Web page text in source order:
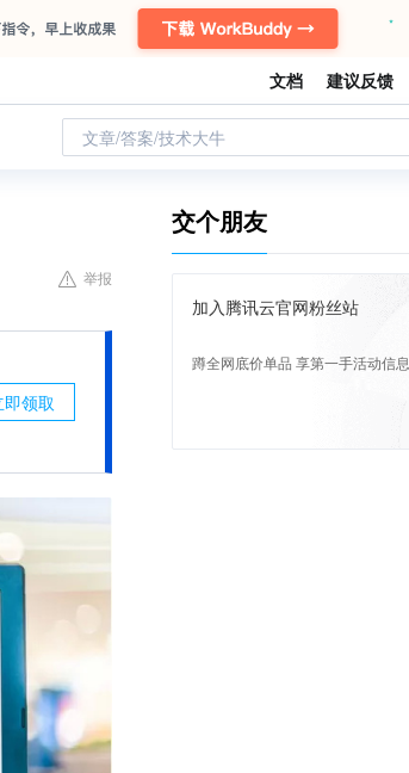
文档 建议反馈
文章/答案/技术大牛
举报
即领取
交个朋友
加入腾讯云官网粉丝站
蹲全网底价单品 享第一手活动信息